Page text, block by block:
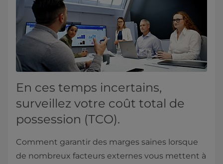
En ces temps incertains,
surveillez votre coût total de
possession (TCO).
Comment garantir des marges saines lorsque
de nombreux facteurs externes vous mettent à